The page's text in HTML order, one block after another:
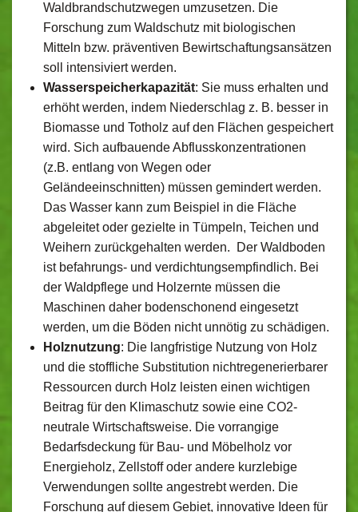
Waldbrandschutzwegen umzusetzen. Die
Forschung zum Waldschutz mit biologischen
Mitteln bzw. präventiven Bewirtschaftungsansätzen
soll intensiviert werden.
Wasserspeicherkapazität: Sie muss erhalten und
erhöht werden, indem Niederschlag z. B. besser in
Biomasse und Totholz auf den Flächen gespeichert
wird. Sich aufbauende Abflusskonzentrationen
(z.B. entlang von Wegen oder
Geländeeinschnitten) müssen gemindert werden.
Das Wasser kann zum Beispiel in die Fläche
abgeleitet oder gezielte in Tümpeln, Teichen und
Weihern zurückgehalten werden. Der Waldboden
ist befahrungs- und verdichtungsempfindlich. Bei
der Waldpflege und Holzernte müssen die
Maschinen daher bodenschonend eingesetzt
werden, um die Böden nicht unnötig zu schädigen.
Holznutzung: Die langfristige Nutzung von Holz
und die stoffliche Substitution nichtregenerierbarer
Ressourcen durch Holz leisten einen wichtigen
Beitrag für den Klimaschutz sowie eine CO2-
neutrale Wirtschaftsweise. Die vorrangige
Bedarfsdeckung für Bau- und Möbelholz vor
Energieholz, Zellstoff oder andere kurzlebige
Verwendungen sollte angestrebt werden. Die
Forschung auf diesem Gebiet, innovative Ideen für